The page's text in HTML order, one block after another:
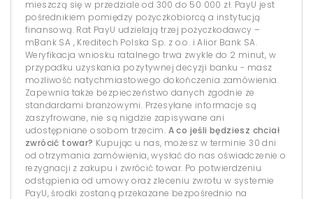
mieszczą się w przedziale od 300 do 50 000 zł. PayU jest
pośrednikiem pomiędzy pożyczkobiorcą a instytucją
finansową. Rat PayU udzielają trzej pożyczkodawcy –
mBank SA , Kreditech Polska Sp. z o.o. i Alior Bank SA.
Weryfikacja wniosku ratalnego trwa zwykle do 2 minut, w
przypadku uzyskania pozytywnej decyzji banku - masz
możliwość natychmiastowego dokończenia zamówienia.
Zapewnia także bezpieczeństwo danych zgodnie ze
standardami branżowymi. Przesyłane informacje są
zaszyfrowane, nie są nigdzie zapisywane ani
udostępniane osobom trzecim. A co jeśli będziesz chciał
zwrócić towar? Kupując u nas, możesz w terminie 30 dni
od otrzymania zamówienia, wysłać do nas oświadczenie o
rezygnacji z zakupu i zwrócić towar. Po potwierdzeniu
odstąpienia od umowy oraz zleceniu zwrotu w systemie
PayU, środki zostaną przekazane bezpośrednio na